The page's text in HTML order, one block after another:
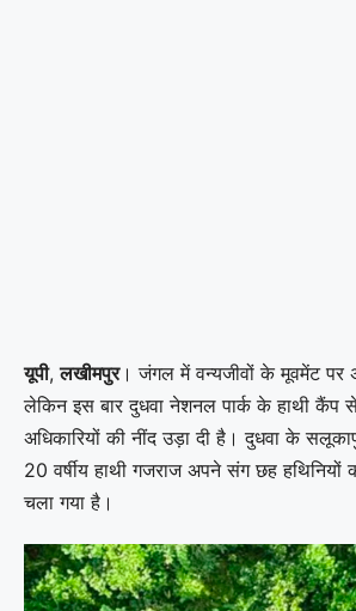
यूपी,लखीमपुर। जंगल में वन्यजीवों के मूवमेंट पर
लेकिन इस बार दुधवा नेशनल पार्क के हाथी
अधिकारियों की नींद उड़ा दी है। दुधवा के
20 वर्षीय हाथी गजराज अपने संग छह हथिनियों
चला गया है।